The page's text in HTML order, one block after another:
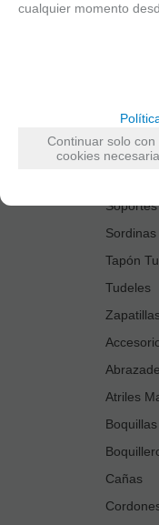
Sordinas
Tapón
Tudeles
Atriles
Boquillas
Cañas
cualquier momento
Continuar solo con
cookies